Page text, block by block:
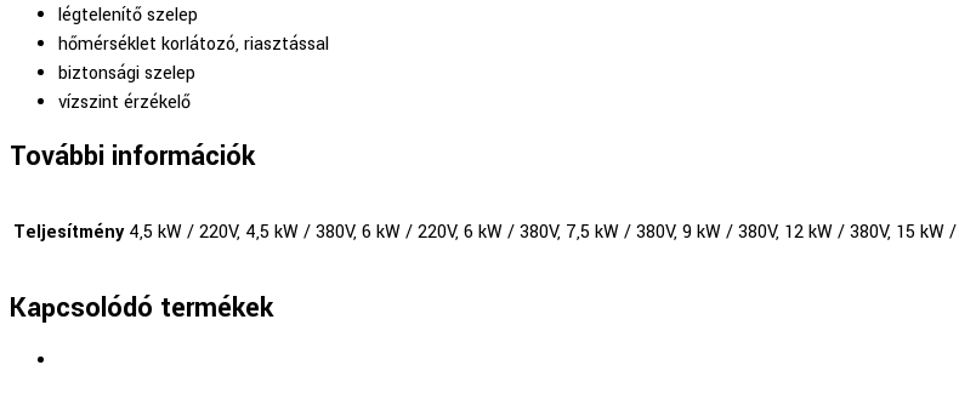
légtelenítő szelep
hőmérséklet korlátozó, riasztással
biztonsági szelep
vízszint érzékelő
További információk
Teljesítmény 4,5 kW / 220V, 4,5 kW / 380V, 6 kW / 220V, 6 kW / 380V, 7,5 kW / 380V, 9 kW / 380V, 12 kW / 380V, 15
Kapcsolódó termékek